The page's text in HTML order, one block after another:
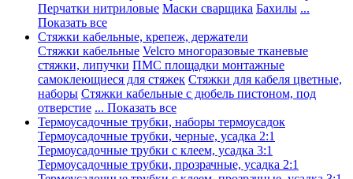
Перчатки нитриловые Маски сварщика Бахилы ...
Показать все
Стяжки кабельные, крепеж, держатели
Стяжки кабельные Velcro многоразовые тканевые
стяжки, липучки ПМС площадки монтажные
самоклеющиеся для стяжек Стяжки для кабеля цветные,
наборы Стяжки кабельные с дюбель пистоном, под
отверстие ... Показать все
Термоусадочные трубки, наборы термоусадок
Термоусадочные трубки, черные, усадка 2:1
Термоусадочные трубки с клеем, усадка 3:1
Термоусадочные трубки, прозрачные, усадка 2:1